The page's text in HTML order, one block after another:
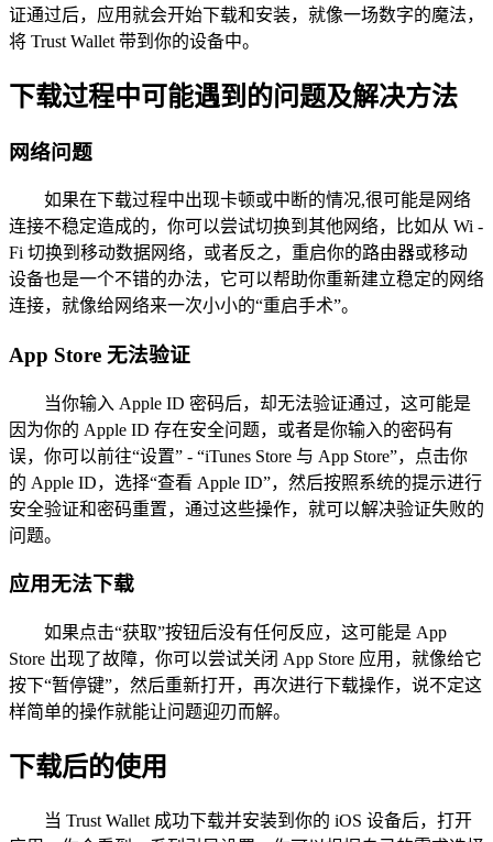
证通过后，应用就会开始下载和安装，就像一场数字的魔法，
将 Trust Wallet 带到你的设备中。
下载过程中可能遇到的问题及解决方法
网络问题
如果在下载过程中出现卡顿或中断的情况,很可能是网络
连接不稳定造成的，你可以尝试切换到其他网络，比如从 Wi -
Fi 切换到移动数据网络，或者反之，重启你的路由器或移动
设备也是一个不错的办法，它可以帮助你重新建立稳定的网络
连接，就像给网络来一次小小的“重启手术”。
App Store 无法验证
当你输入 Apple ID 密码后，却无法验证通过，这可能是
因为你的 Apple ID 存在安全问题，或者是你输入的密码有
误，你可以前往“设置” - “iTunes Store 与 App Store”，点击你
的 Apple ID，选择“查看 Apple ID”，然后按照系统的提示进行
安全验证和密码重置，通过这些操作，就可以解决验证失败的
问题。
应用无法下载
如果点击“获取”按钮后没有任何反应，这可能是 App
Store 出现了故障，你可以尝试关闭 App Store 应用，就像给它
按下“暂停键”，然后重新打开，再次进行下载操作，说不定这
样简单的操作就能让问题迎刃而解。
下载后的使用
当 Trust Wallet 成功下载并安装到你的 iOS 设备后，打开